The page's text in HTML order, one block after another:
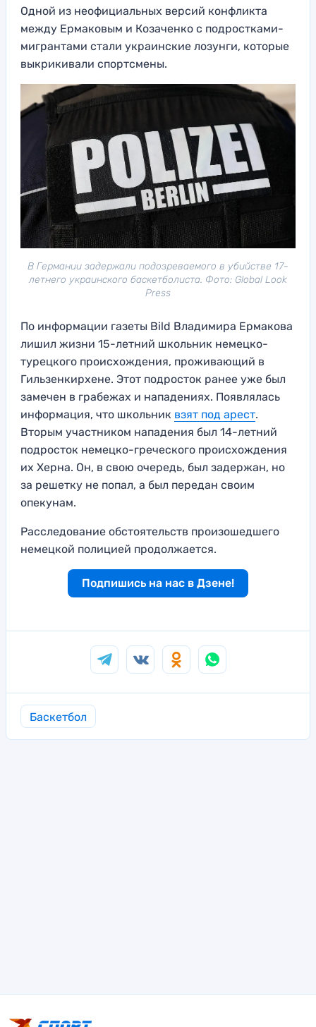
Одной из неофициальных версий конфликта
между Ермаковым и Козаченко с подростками-
мигрантами стали украинские лозунги, которые
выкрикивали спортсмены.
В Германии задержали подозреваемого в убийстве 17-
летнего украинского баскетболиста. Фото: Global Look
Press
По информации газеты Bild Владимира Ермакова
лишил жизни 15-летний школьник немецко-
турецкого происхождения, проживающий в
Гильзенкирхене. Этот подросток ранее уже был
замечен в грабежах и нападениях. Появлялась
информация, что школьник взят под арест.
Вторым участником нападения был 14-летний
подросток немецко-греческого происхождения
их Херна. Он, в свою очередь, был задержан, но
за решетку не попал, а был передан своим
опекунам.
Расследование обстоятельств произошедшего
немецкой полицией продолжается.
Подпишись на нас в Дзене!
Баскетбол